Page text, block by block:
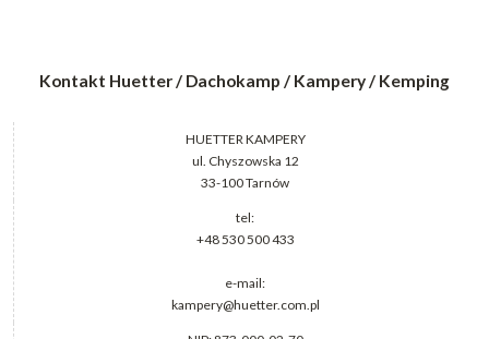
Kontakt Huetter / Dachokamp / Kampery / Kemping
HUETTER KAMPERY
ul. Chyszowska 12
33-100 Tarnów
tel:
+48 530 500 433
e-mail:
kampery@huetter.com.pl